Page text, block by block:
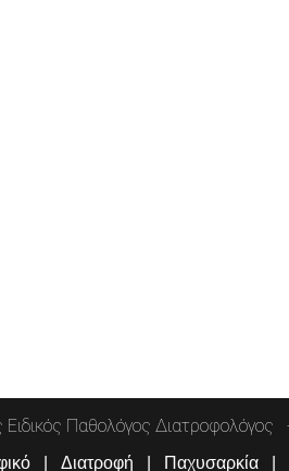
Παθολόγος Διατροφολόγος
Διατροφή Παχυσαρκία